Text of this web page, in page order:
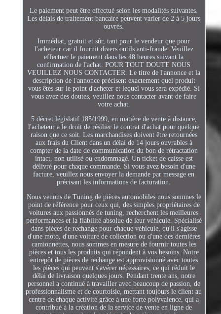
Le paiement peut être effectué selon les modalités suivantes.
Les délais de traitement bancaire peuvent varier de 2 à 5 jours
ouvrés.
Immédiat, gratuit et sûr, tant pour le vendeur que pour
l'acheteur car il fournit divers outils anti-fraude. Veuillez
effectuer le paiement dans les 48 heures suivant la
confirmation de l'achat. POUR TOUT DOUTE NOUS
VEUILLEZ NOUS CONTACTER. Le titre de l'annonce et la
description de l'annonce précisent exactement quel produit
vous êtes sur le point d'acheter et lequel vous sera expédié. Si
vous avez des doutes, veuillez nous contacter avant de faire
votre achat.
5 décret législatif 185/1999, en matière de vente à distance,
l'acheteur a le droit de résilier le contrat d'achat pour quelque
raison que ce soit. Les marchandises doivent être retournées
aux frais du Client dans un délai de 14 jours ouvrables à
compter de la date de communication du bon de rétractation
intact, non utilisé ou endommagé. Un ticket de caisse est
délivré pour chaque commande. Si vous avez besoin d'une
facture, veuillez nous envoyer la demande par message en
précisant les informations de facturation.
Nous venons de Tuning de pièces automobiles nous sommes le
point de référence pour ceux qui, des simples propriétaires de
voitures aux passionnés de tuning, recherchent les meilleures
performances et la fiabilité absolue de leur véhicule. Spécialisé
dans pièces de rechange pour chaque véhicule, qu'il s'agisse
d'une moto, d'une voiture de collection ou d'une des dernières
camionnettes, nous sommes en mesure de fournir toutes les
pièces et tous les produits qui répondent à vos besoins. Notre
entrepôt de pièces de rechange est approvisionné avec toutes
les pièces qui peuvent s'avérer nécessaires, ce qui réduit le
délai de livraison quelques jours. Pendant trente ans, notre
personnel a continué à travailler avec beaucoup de passion, de
professionnalisme et de courtoisie, mettant toujours le client au
centre de chaque activité grâce à une forte polyvalence, qui a
contribué à la création de la service de vente en ligne de